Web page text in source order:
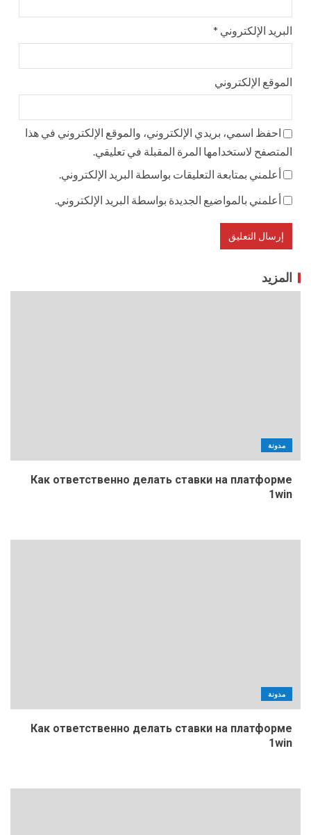
البريد الإلكتروني *
الموقع الإلكتروني
احفظ اسمي، بريدي الإلكتروني، والموقع الإلكتروني في هذا
المتصفح لاستخدامها المرة المقبلة في تعليقي.
أعلمني بمتابعة التعليقات بواسطة البريد الإلكتروني.
أعلمني بالمواضيع الجديدة بواسطة البريد الإلكتروني.
المزيد
مدونة
Как ответственно делать ставки на платформе
1win
مدونة
Как ответственно делать ставки на платформе
1win